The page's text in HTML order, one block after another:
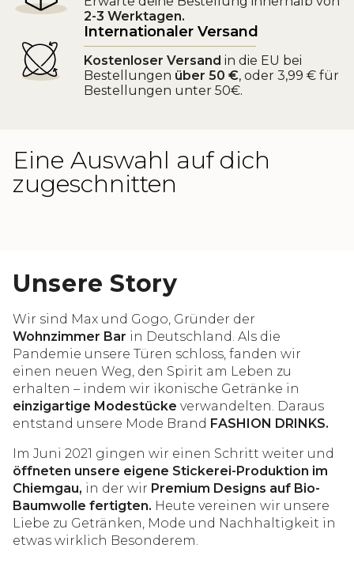
2-3 Werktagen.
Internationaler Versand
Kostenloser Versand in die EU bei
Bestellungen über 50 €, oder 3,99 € für
Bestellungen unter 50€.
Eine Auswahl auf dich
zugeschnitten
Unsere Story
Wir sind Max und Gogo, Gründer der
Wohnzimmer Bar in Deutschland. Als die
Pandemie unsere Türen schloss, fanden wir
einen neuen Weg, den Spirit am Leben zu
erhalten – indem wir ikonische Getränke in
einzigartige Modestücke verwandelten. Daraus
entstand unsere Mode Brand FASHION DRINKS.
Im Juni 2021 gingen wir einen Schritt weiter und
öffneten unsere eigene Stickerei-Produktion im
Chiemgau, in der wir Premium Designs auf Bio-
Baumwolle fertigten. Heute vereinen wir unsere
Liebe zu Getränken, Mode und Nachhaltigkeit in
etwas wirklich Besonderem.